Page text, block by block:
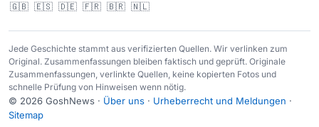
🇬🇧 🇪🇸 🇩🇪 🇫🇷 🇧🇷 🇳🇱
Jede Geschichte stammt aus verifizierten Quellen. Wir verlinken zum
Original. Zusammenfassungen bleiben faktisch und geprüft. Originale
Zusammenfassungen, verlinkte Quellen, keine kopierten Fotos und
schnelle Prüfung von Hinweisen wenn nötig.
© 2026 GoshNews · Über uns · Urheberrecht und Meldungen ·
Sitemap